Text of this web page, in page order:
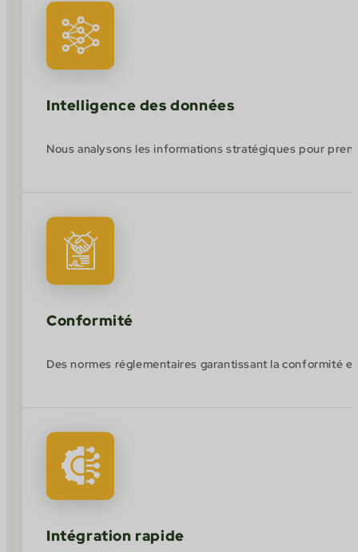
Intelligence des données
Nous analysons les informations stratégiques pour
Conformité
Des normes réglementaires garantissant la conformité
Intégration rapide